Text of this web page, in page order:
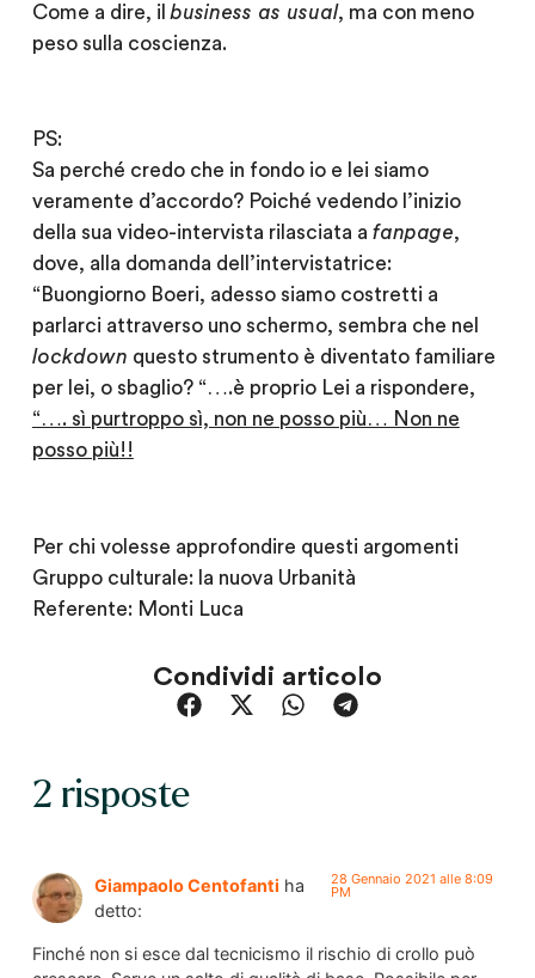
Come a dire, ilbusiness as usual, ma con meno
peso sulla coscienza.
PS:
Sa perché credo che in fondo io e lei siamo
veramente d’accordo? Poiché vedendo l’inizio
della sua video-intervista rilasciata a fanpage,
dove, alla domanda dell’intervistatrice:
“Buongiorno Boeri, adesso siamo costretti a
parlarci attraverso uno schermo, sembra che nel
lockdown questo strumento è diventato familiare
per lei, o sbaglio? “….è proprio Lei a rispondere,
“…. sì purtroppo sì, non ne posso più… Non ne
posso più! !
Per chi volesse approfondire questi argomenti
Gruppo culturale: la nuova Urbanità
Referente: Monti Luca
Condividi articolo
2 risposte
Giampaolo Centofanti ha
detto:
28 Gennaio 2021 alle 8:09
PM
Finché non si esce dal tecnicismo il rischio di crollo può